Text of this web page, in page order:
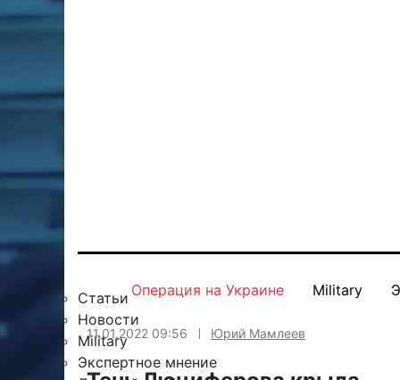
Статьи
Новости
Military
Экспертное мнение
Операция на Украине Military
11.01.2022 09:56 Юрий Мамлеев